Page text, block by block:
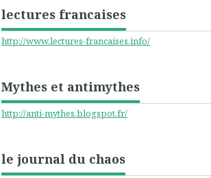
lectures francaises
http://www.lectures-francaises.info/
Mythes et antimythes
http://anti-mythes.blogspot.fr/
le journal du chaos